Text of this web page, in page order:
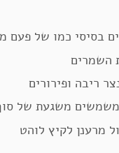
בסיסי כמו של פעם
השמרים
ריבה ופירורים
משמשים משגעת של
מרענן לקיץ לוהט